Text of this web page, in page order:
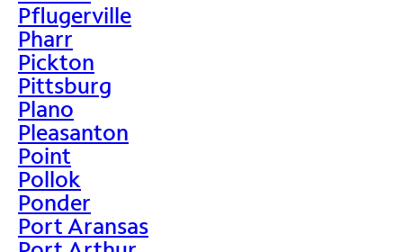
Pflugerville
Pharr
Pickton
Pittsburg
Plano
Pleasanton
Point
Pollok
Ponder
Port Aransas